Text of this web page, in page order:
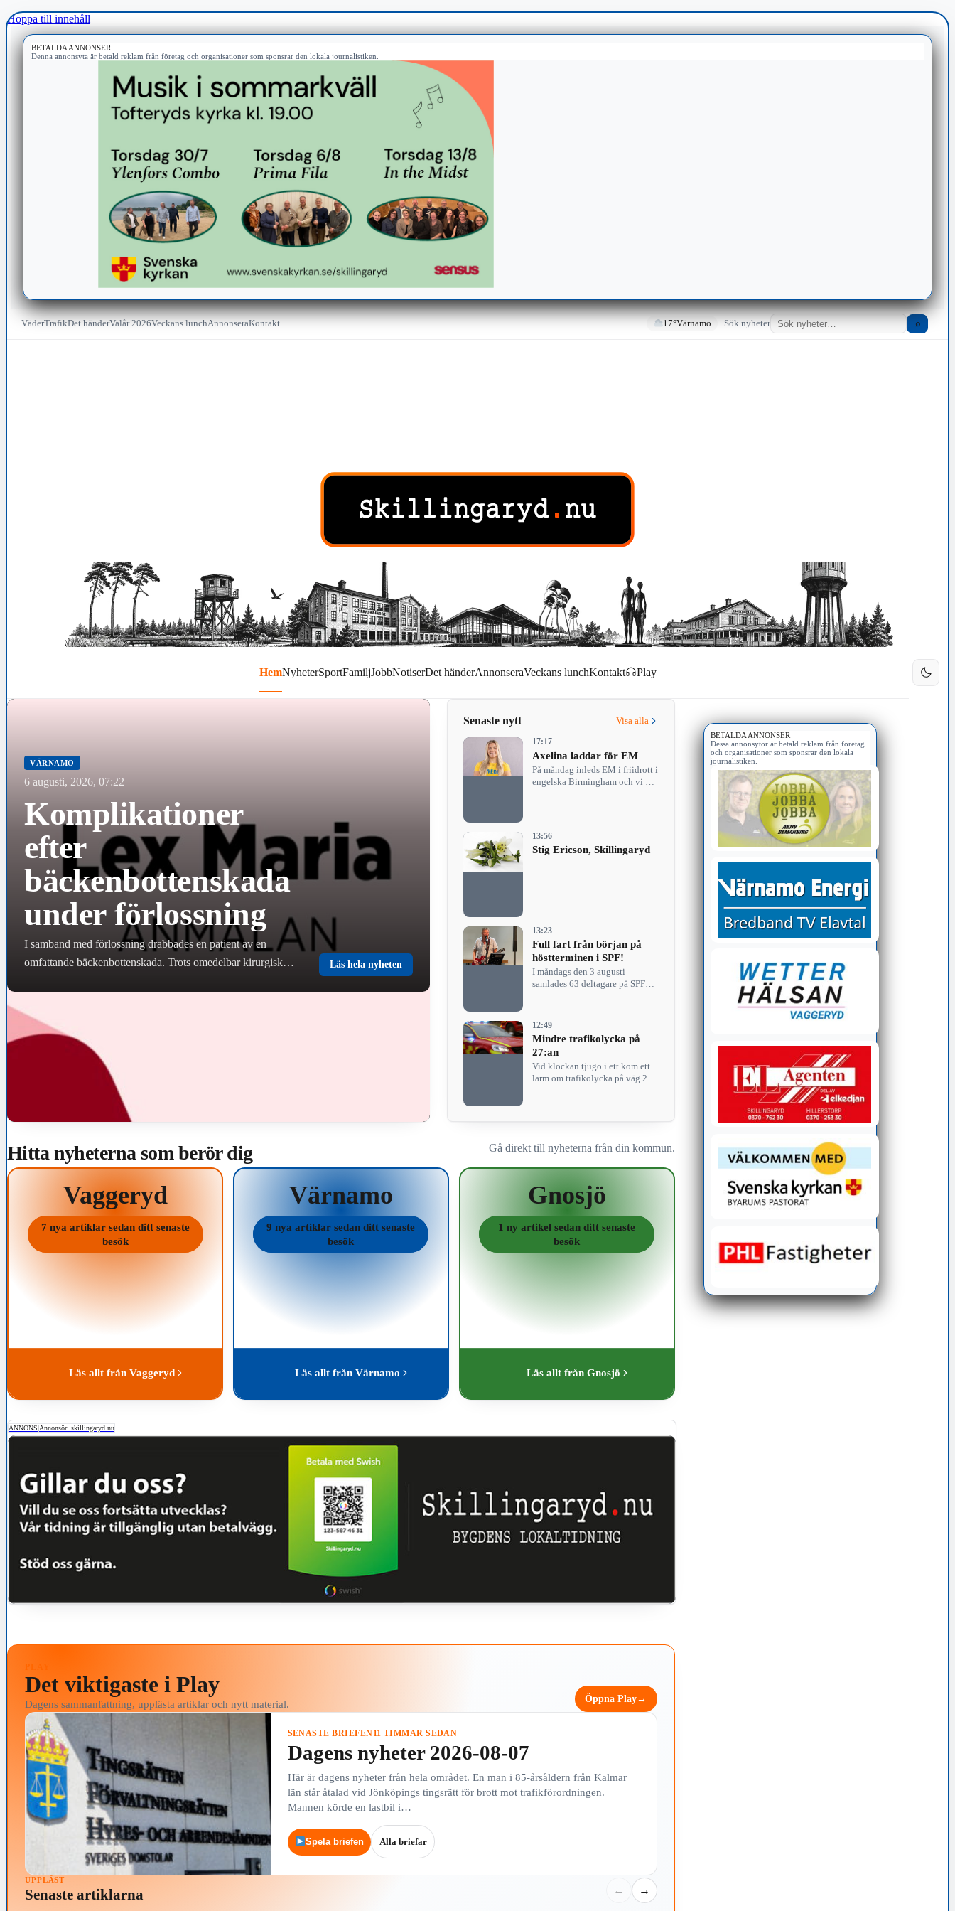
Hoppa till innehåll
BETALDA ANNONSER
Denna annonsyta är betald reklam från företag och organisationer som sponsrar den lokala journalistiken.
VäderTrafikDet händerValår 2026Veckans lunchAnnonseraKontakt 17°Värnamo Sök nyheter ⌕
HemNyheterSportFamiljJobbNotiserDet händerAnnonseraVeckans lunchKontakt Play
VÄRNAMO
6 augusti, 2026, 07:22
Komplikationer
efter
bäckenbottenskada
under förlossning
I samband med förlossning drabbades en patient av en
omfattande bäckenbottenskada. Trots omedelbar kirurgisk
Läs hela nyheten
Senaste nytt Visa alla
17:17
Axelina laddar för EM
På måndag inleds EM i friidrott i
engelska Birmingham och vi har
13:56
Stig Ericson, Skillingaryd
13:23
Full fart från början på
höstterminen i SPF!
I måndags den 3 augusti
samlades 63 deltagare på SPF
12:49
Mindre trafikolycka på
27:an
Vid klockan tjugo i ett kom ett
larm om trafikolycka på väg 27
Hitta nyheterna som berör dig Gå direkt till nyheterna från din kommun.
Vaggeryd
7 nya artiklar sedan ditt senaste
besök
Läs allt från Vaggeryd
Värnamo
9 nya artiklar sedan ditt senaste
besök
Läs allt från Värnamo
Gnosjö
1 ny artikel sedan ditt senaste
besök
Läs allt från Gnosjö
PLAY
Det viktigaste i Play
Dagens sammanfattning, upplästa artiklar och nytt material. Öppna Play→
SENASTE BRIEFEN11 TIMMAR SEDAN
Dagens nyheter 2026-08-07
Här är dagens nyheter från hela området. En man i 85-årsåldern från Kalmar
län står åtalad vid Jönköpings tingsrätt för brott mot trafikförordningen.
Mannen körde en lastbil i…
Spela briefen Alla briefar
UPPLÄST
Senaste artiklarna ← →
ANNONS|Annonsör: skillingaryd.nu
BETALDA ANNONSER
Dessa annonsytor är betald reklam från företag
och organisationer som sponsrar den lokala
journalistiken.